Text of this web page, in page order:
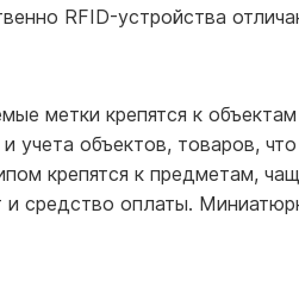
RFID-устройства
метки крепятся к
и учета объектов, товаров,
крепятся к предметам,
и средство оплаты.